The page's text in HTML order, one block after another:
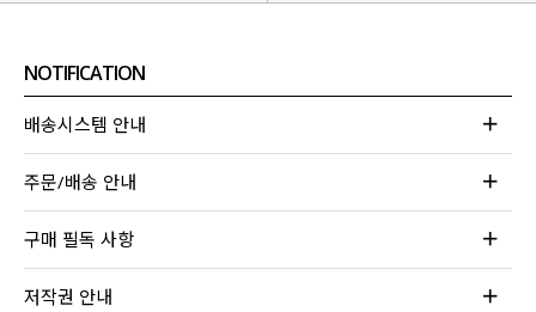
NOTIFICATION
배송시스템 안내
주문/배송 안내
구매 필독 사항
저작권 안내